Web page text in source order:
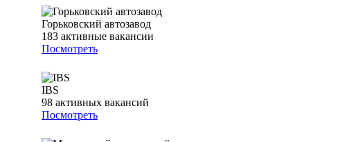
Горьковский автозавод
183 активные вакансии
Посмотреть
IBS
98 активных вакансий
Посмотреть